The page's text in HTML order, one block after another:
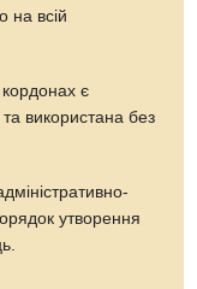
на всій
кордонах є
використана без
утворення